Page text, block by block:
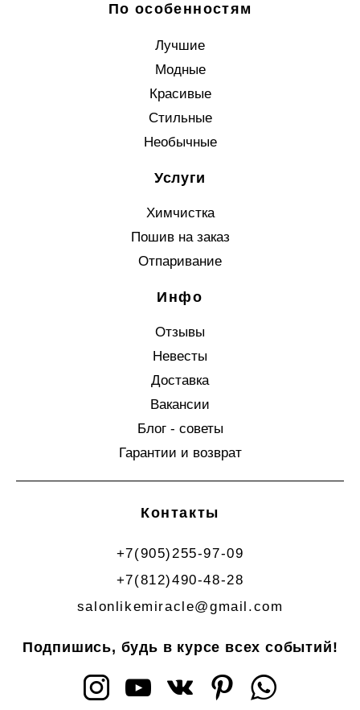
По особенностям
Лучшие
Модные
Красивые
Стильные
Необычные
Услуги
Химчистка
Пошив на заказ
Отпаривание
Инфо
Отзывы
Невесты
Доставка
Вакансии
Блог - советы
Гарантии и возврат
Контакты
+7(905)255-97-09
+7(812)490-48-28
salonlikemiracle@gmail.com
Подпишись, будь в курсе всех событий!